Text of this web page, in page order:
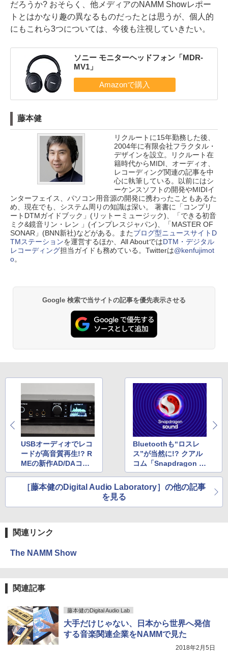
だろうか? おそらく、他メディアのNAMM Showレポー
トとはかなり趣の異なるものだったとは思うが、個人的
にもこれら3つについては、今後も注視していきたい。
ソニー モニターヘッドフォン「MDR-
MV1」
藤本健
リクルートに15年勤務した後、
2004年に有限会社フラクタル・
デザインを設立。リクルート在
籍時代からMIDI、オーディオ、
レコーディング関連の記事を中
心に執筆している。以前にはシ
ーケンスソフトの開発やMIDIイ
ンターフェイス、パソコン用音源の開発に携わったこともあるた
め、現在でも、システム周りの知識は深い。 著書に「コンプリ
ートDTMガイドブック」(リットーミュージック)、「できる初音
ミク&鏡音リン・レン 」(インプレスジャパン)、「MASTER OF
SONAR」(BNN新社)などがある。またブログ型ニュースサイトD
TMステーションを運営するほか、All AboutではDTM・デジタル
レコーディング担当ガイドも務めている。Twitterは@kenfujimot
o。
Google 検索で当サイトの記事を優先表示させる
USBオーディオでレコ
ードが高音質再生!? R
MEの新作AD/DAコン
バータが凄い
Bluetoothも“ロスレ
ス”が当然に!? クアル
コム「Snapdragon S
ound」がやってくる
［藤本健のDigital Audio Laboratory］の他の記事
を見る
関連リンク
The NAMM Show
関連記事
藤本健のDigital Audio Lab
大手だけじゃない、日本から世界へ発信
する音楽関連企業をNAMMで見た
2018年2月5日